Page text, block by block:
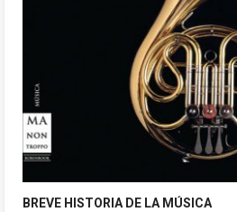
BREVE HISTORIA DE LA MÚSICA